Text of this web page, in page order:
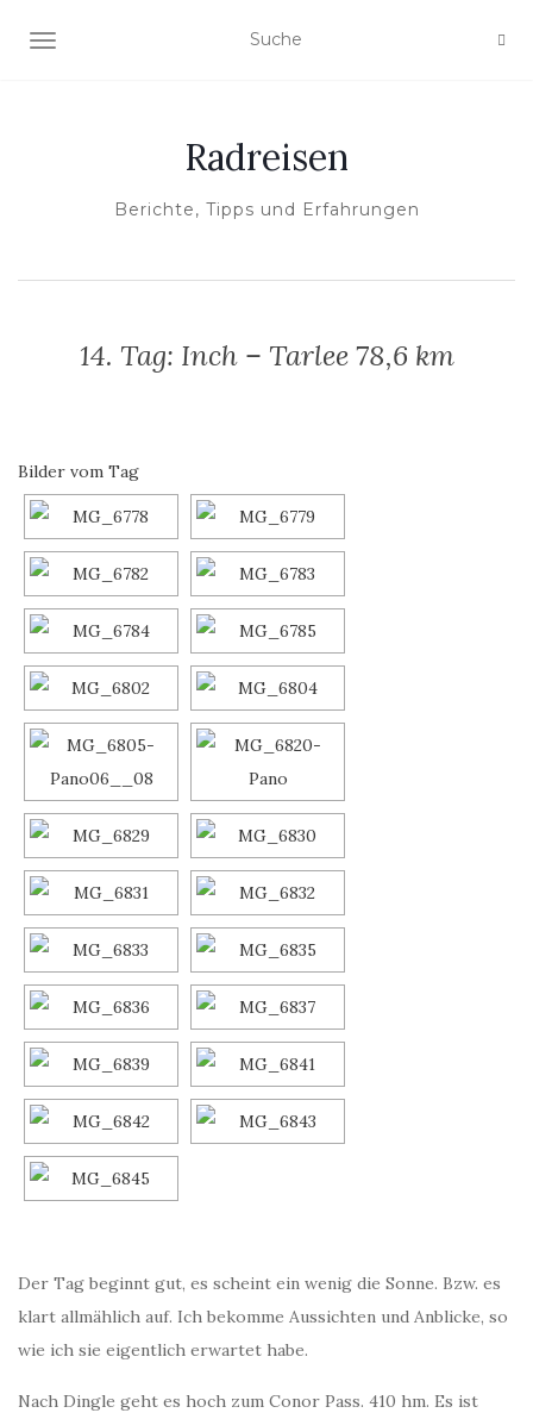
NAVIGATION EIN-/AUSSCHALTEN
Radreisen
Berichte, Tipps und Erfahrungen
14. Tag: Inch – Tarlee 78,6 km
Bilder vom Tag
Der Tag beginnt gut, es scheint ein wenig die Sonne. Bzw. es
klart allmählich auf. Ich bekomme Aussichten und Anblicke, so
wie ich sie eigentlich erwartet habe.
Nach Dingle geht es hoch zum Conor Pass. 410 hm. Es ist